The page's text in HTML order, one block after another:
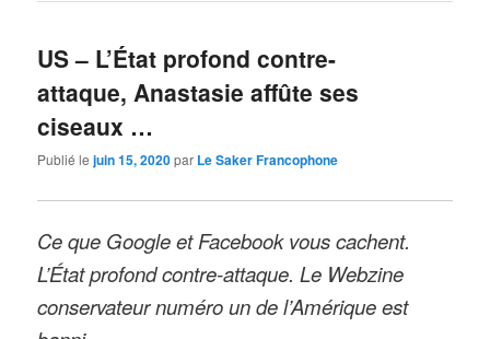
US – L’État profond contre-
attaque, Anastasie affûte ses
ciseaux …
Publié lejuin 15, 2020par Le Saker Francophone
Ce que Google et Facebook vous cachent.
L’État profond contre-attaque. Le Webzine
conservateur numéro un de l’Amérique est